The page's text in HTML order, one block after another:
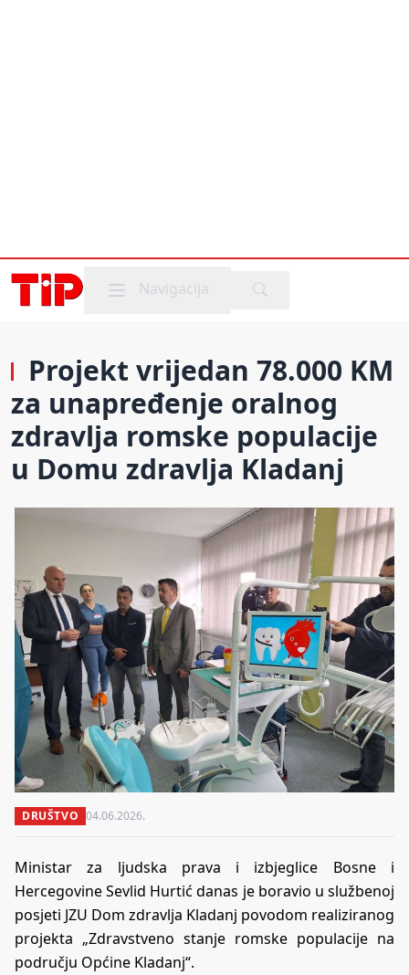
Mobile menu
Navigacija
Projekt vrijedan 78.000 KM
za unapređenje oralnog
zdravlja romske populacije
u Domu zdravlja Kladanj
DRUŠTVO 04.06.2026.
Ministar za ljudska prava i izbjeglice Bosne i
Hercegovine Sevlid Hurtić danas je boravio u službenoj
posjeti JZU Dom zdravlja Kladanj povodom realiziranog
projekta „Zdravstveno stanje romske populacije na
području Općine Kladanj“.